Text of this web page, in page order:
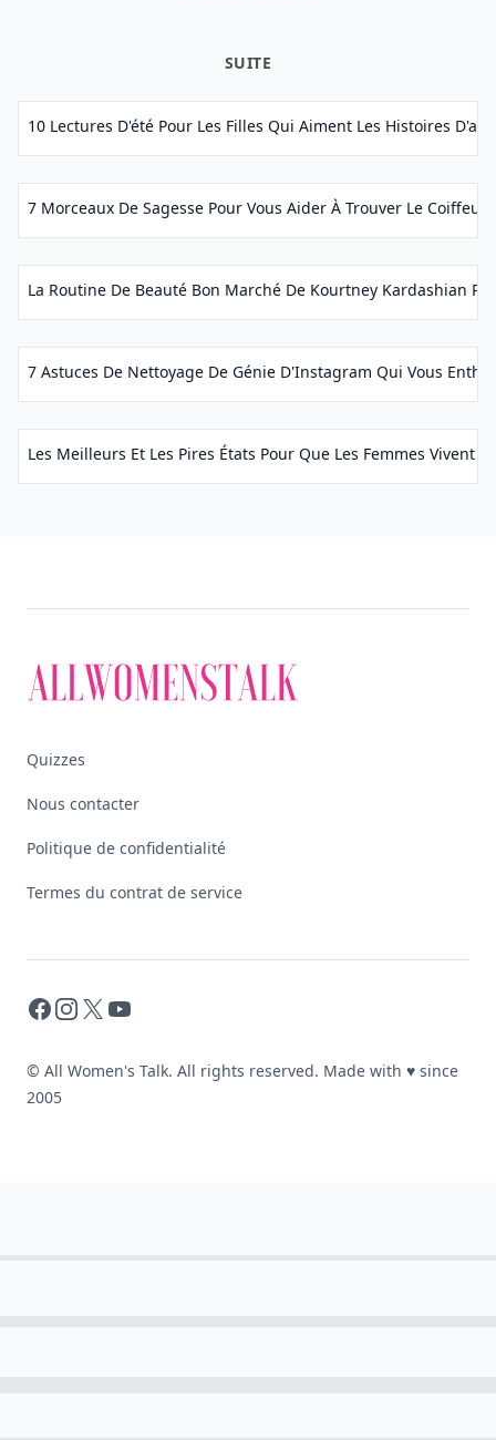
SUITE
10 Lectures D'été Pour Les Filles Qui Aiment Les Histoires
7 Morceaux De Sagesse Pour Vous Aider À Trouver Le Coiffeur
La Routine De Beauté Bon Marché De Kourtney Kardashian
7 Astuces De Nettoyage De Génie D'Instagram Qui Vous
Les Meilleurs Et Les Pires États Pour Que Les Femmes Vivent
Quizzes
Nous contacter
Politique de confidentialité
Termes du contrat de service
Facebook
Instagram
X YouTube
© All Women's Talk. All rights reserved. Made with ♥ since
2005